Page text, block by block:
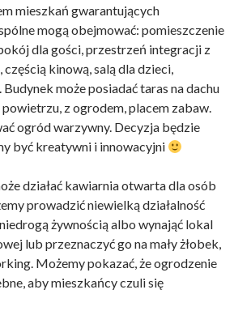
mieszkań gwarantujących
mogą obejmować: pomieszczenie
dla gości, przestrzeń integracji z
kinową, salą dla dzieci,
może posiadać taras na dachu
powietrzu, z ogrodem, placem zabaw.
ogród warzywny. Decyzja będzie
być kreatywni i innowacyjni
działać kawiarnia otwarta dla osób
prowadzić niewielką działalność
żywnością albo wynająć lokal
lub przeznaczyć go na mały żłobek,
Możemy pokazać, że ogrodzenie
aby mieszkańcy czuli się